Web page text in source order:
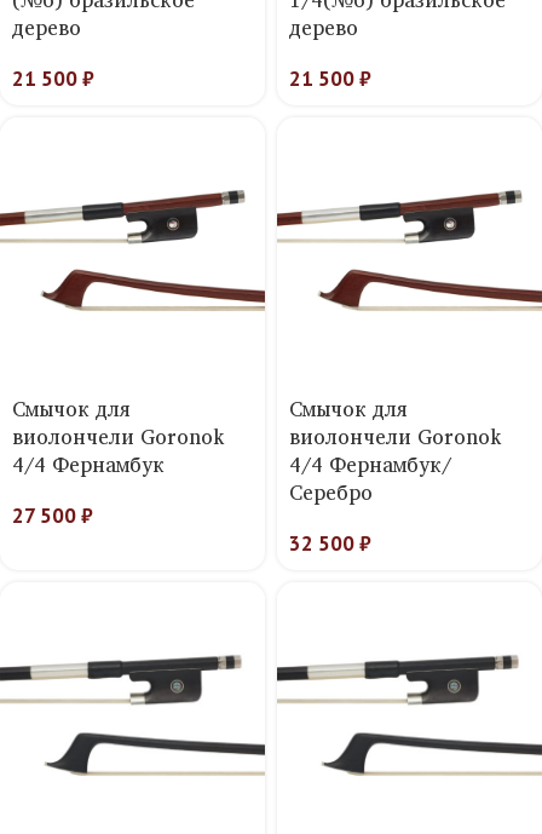
дерево
21 500₽
дерево
21 500₽
Смычок для
виолончели Goronok
4/4 Фернамбук
27 500₽
Смычок для
виолончели Goronok
4/4 Фернамбук/
Серебро
32 500₽